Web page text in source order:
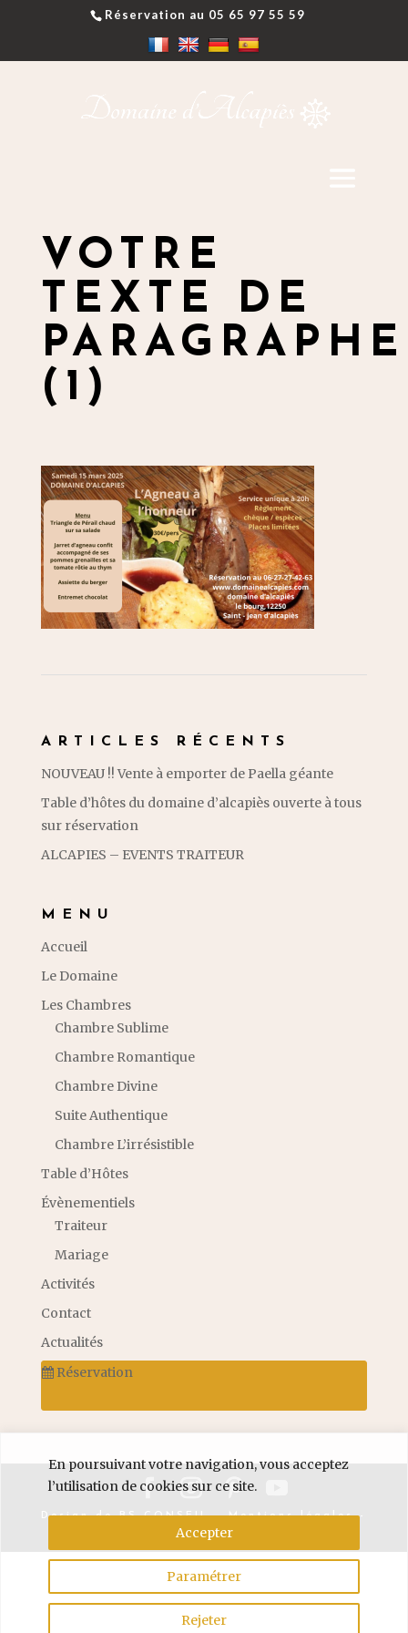
En poursuivant votre navigation, vous acceptez
l’utilisation de cookies sur ce site.
Paramétrer
Rejeter
Accepter
Réservation au 05 65 97 55 59
VOTRE
TEXTE DE
PARAGRAPHE
(1)
ARTICLES RÉCENTS
NOUVEAU !! Vente à emporter de Paella géante
Table d’hôtes du domaine d’alcapiès ouverte à tous
sur réservation
ALCAPIES – EVENTS TRAITEUR
MENU
Accueil
Le Domaine
Les Chambres
Chambre Sublime
Chambre Romantique
Chambre Divine
Suite Authentique
Chambre L’irrésistible
Table d’Hôtes
Évènementiels
Traiteur
Mariage
Activités
Contact
Actualités
Réservation
Design deBS CONSEIL-Mentions légales-
Politique de confidentialité